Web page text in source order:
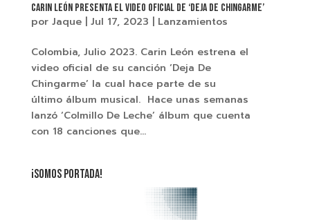
Carin León presenta el video oficial de ‘Deja De Chingarme’
por Jaque| Jul 17, 2023 | Lanzamientos
Colombia, Julio 2023. Carin León estrena el
video oficial de su canción ‘Deja De
Chingarme’ la cual hace parte de su
último álbum musical. Hace unas semanas
lanzó ‘Colmillo De Leche’ álbum que cuenta
con 18 canciones que...
¡SOMOS PORTADA!